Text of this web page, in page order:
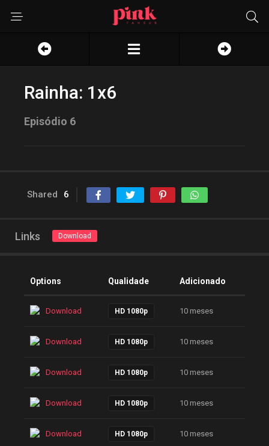
Rainha: 1x6
Episódio 6
Shared 6
Links Download
Options Qualidade Adicionado
Download HD 1080p 10 meses
Download HD 1080p 10 meses
Download HD 1080p 10 meses
Download HD 1080p 10 meses
Download HD 1080p 10 meses